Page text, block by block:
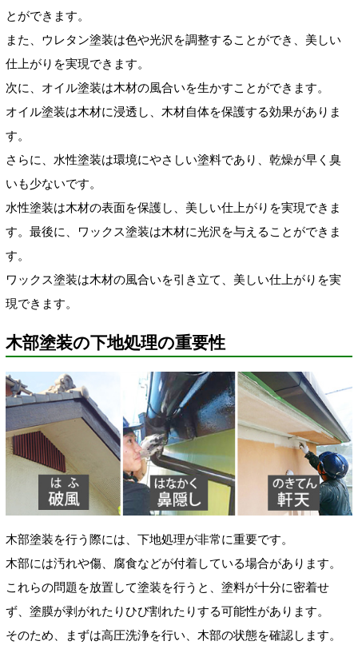
とができます。
また、ウレタン塗装は色や光沢を調整することができ、美しい
仕上がりを実現できます。
次に、オイル塗装は木材の風合いを生かすことができます。
オイル塗装は木材に浸透し、木材自体を保護する効果がありま
す。
さらに、水性塗装は環境にやさしい塗料であり、乾燥が早く臭
いも少ないです。
水性塗装は木材の表面を保護し、美しい仕上がりを実現できま
す。最後に、ワックス塗装は木材に光沢を与えることができま
す。
ワックス塗装は木材の風合いを引き立て、美しい仕上がりを実
現できます。
木部塗装の下地処理の重要性
木部塗装を行う際には、下地処理が非常に重要です。
木部には汚れや傷、腐食などが付着している場合があります。
これらの問題を放置して塗装を行うと、塗料が十分に密着せ
ず、塗膜が剥がれたりひび割れたりする可能性があります。
そのため、まずは高圧洗浄を行い、木部の状態を確認します。